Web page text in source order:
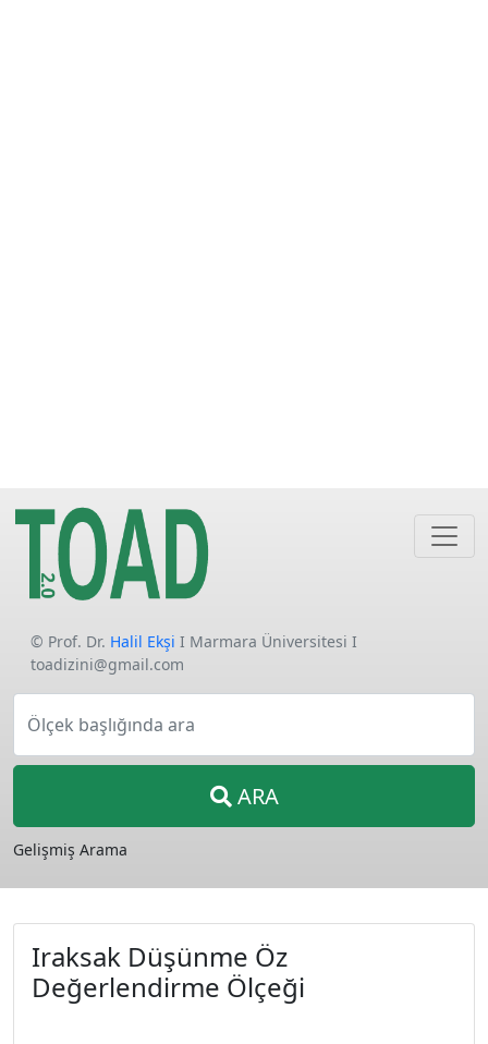
© Prof. Dr. Halil Ekşi I Marmara Üniversitesi I
toadizini@gmail.com
Ölçek başlığında ara
ARA
Gelişmiş Arama
Iraksak Düşünme Öz
Değerlendirme Ölçeği